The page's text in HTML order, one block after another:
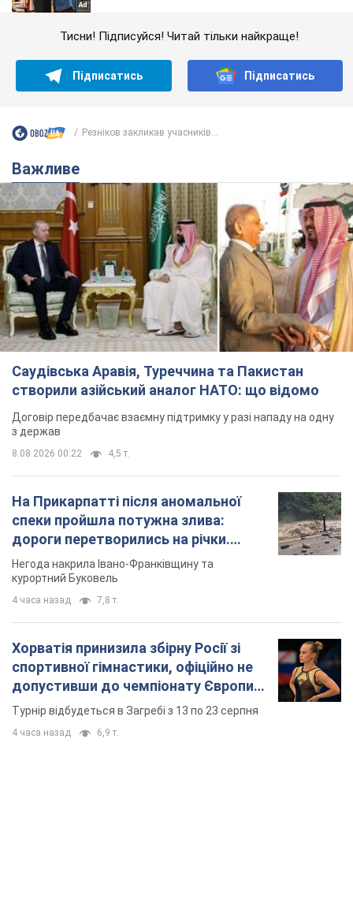
Тисни! Підписуйся! Читай тільки найкраще!
Підписатись Підписатись
Резніков закликав учасників...
Важливе
Саудівська Аравія, Туреччина та Пакистан
створили азійський аналог НАТО: що відомо
Договір передбачає взаємну підтримку у разі нападу на одну
з держав
8.08.2026 00:22 4,5 т.
На Прикарпатті після аномальної
спеки пройшла потужна злива:
дороги перетворились на річки.
Відео
Негода накрила Івано-Франківщину та
курортний Буковель
4 часа назад 7,8 т.
Хорватія принизила збірну Росії зі
спортивної гімнастики, офіційно не
допустивши до чемпіонату Європи
основних спортсменів
Турнір відбудеться в Загребі з 13 по 23 серпня
4 часа назад 6,9 т.